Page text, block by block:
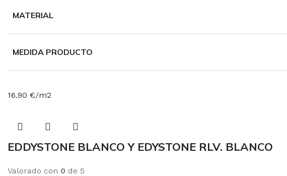
MATERIAL
MEDIDA PRODUCTO
16.90 €/m2
EDDYSTONE BLANCO Y EDYSTONE RLV. BLANCO
Valorado con 0 de 5